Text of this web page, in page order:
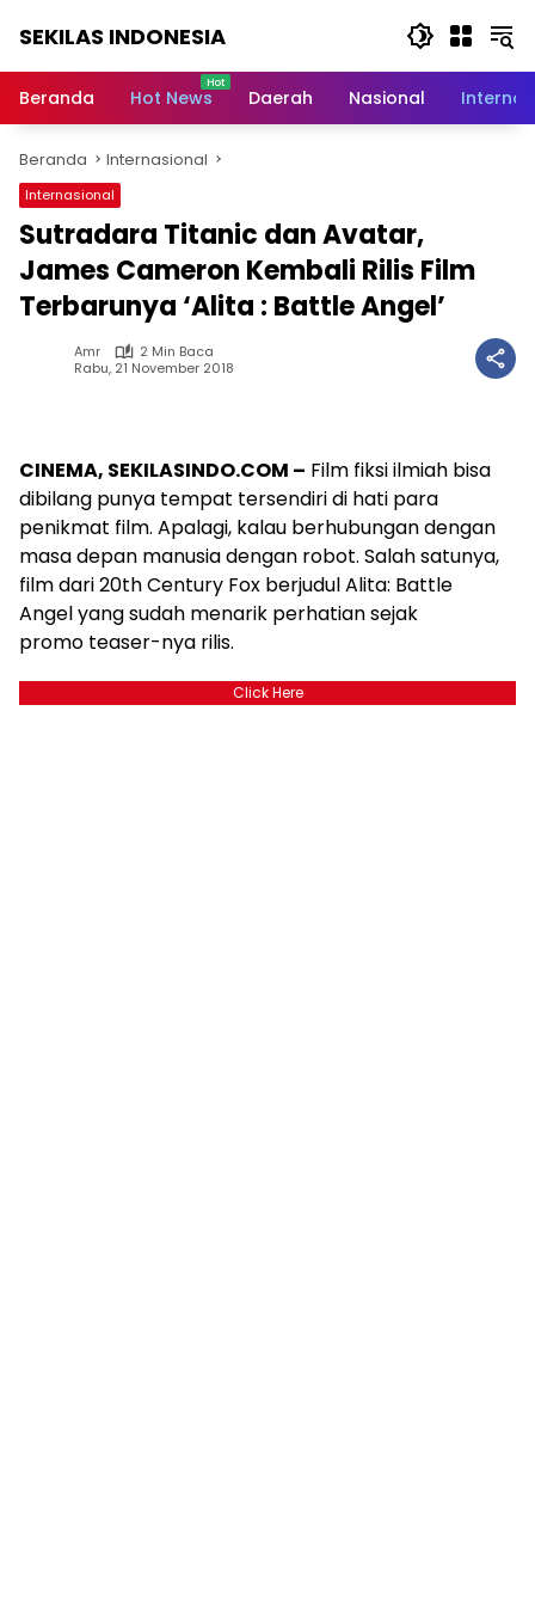
SEKILAS INDONESIA
Terkini,
Latest
World,
Headlines,
News
Today
Beranda Hot News Daerah Nasional
Beranda Internasional
Internasional
Sutradara Titanic dan Avatar,
James Cameron Kembali Rilis Film
Terbarunya ‘Alita : Battle Angel’
Amr
2 Min Baca
Rabu, 21 November 2018
CINEMA, SEKILASINDO.COM – Film fiksi ilmiah bisa
dibilang punya tempat tersendiri di hati para
penikmat film. Apalagi, kalau berhubungan dengan
masa depan manusia dengan robot. Salah satunya,
film dari 20th Century Fox berjudul Alita: Battle
Angel yang sudah menarik perhatian sejak
promo teaser-nya rilis.
Click Here